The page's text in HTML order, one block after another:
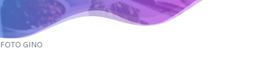
FOTO GINO